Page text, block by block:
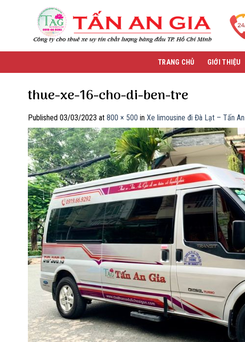
TRANG CHỦ GIỚI THIỆU
thue-xe-16-cho-di-ben-tre
Published 03/03/2023 at 800 × 500 in Xe limousine đi Đà Lạt – Tấn